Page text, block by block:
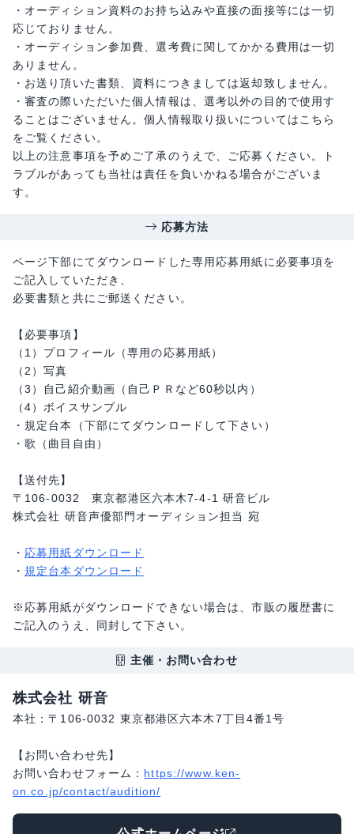
・オーディション資料のお持ち込みや直接の面接等には一切
応じておりません。
・オーディション参加費、選考費に関してかかる費用は一切
ありません。
・お送り頂いた書類、資料につきましては返却致しません。
・審査の際いただいた個人情報は、選考以外の目的で使用す
ることはございません。個人情報取り扱いについてはこちら
をご覧ください。
以上の注意事項を予めご了承のうえで、ご応募ください。ト
ラブルがあっても当社は責任を負いかねる場合がございま
す。
応募方法
ページ下部にてダウンロードした専用応募用紙に必要事項を
ご記入していただき、
必要書類と共にご郵送ください。
【必要事項】
（1）プロフィール（専用の応募用紙）
（2）写真
（3）自己紹介動画（自己ＰＲなど60秒以内）
（4）ボイスサンプル
・規定台本（下部にてダウンロードして下さい）
・歌（曲目自由）
【送付先】
〒106-0032 東京都港区六本木7-4-1 研音ビル
株式会社 研音声優部門オーディション担当 宛
・ 応募用紙ダウンロード
・ 規定台本ダウンロード
※応募用紙がダウンロードできない場合は、市販の履歴書に
ご記入のうえ、同封して下さい。
主催・お問い合わせ
株式会社 研音
本社：〒106-0032 東京都港区六本木7丁目4番1号
【お問い合わせ先】
お問い合わせフォーム： https://www.ken-
on.co.jp/contact/audition/